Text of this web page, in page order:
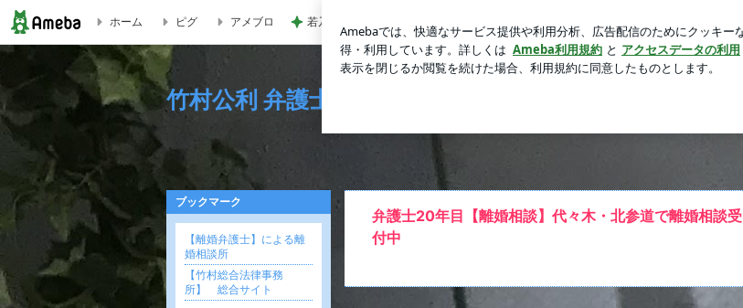
竹村公利 弁護士
ホーム ピグ アメブロ 若乃花 とろろ蕎麦と餃子で一人飯
竹村公利 弁護士
弁護士20年目【離婚相談】代々木・北参道で離婚相談受
付中
ブックマーク
【離婚弁護士】による離
婚相談所
【竹村総合法律事務
所】 総合サイト